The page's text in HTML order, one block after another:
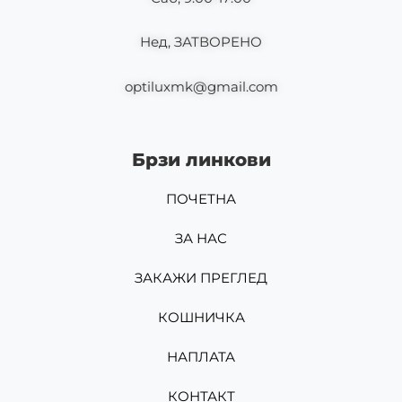
Нед, ЗАТВОРЕНО
optiluxmk@gmail.com
Брзи линкови
ПОЧЕТНА
ЗА НАС
ЗАКАЖИ ПРЕГЛЕД
КОШНИЧКА
НАПЛАТА
КОНТАКТ